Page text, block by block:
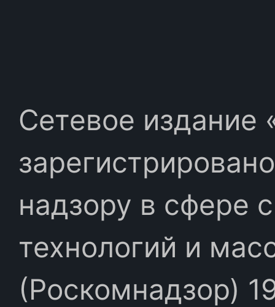
Сетевое издание
надзору в сфере
технологий и
(Роскомнадзор)